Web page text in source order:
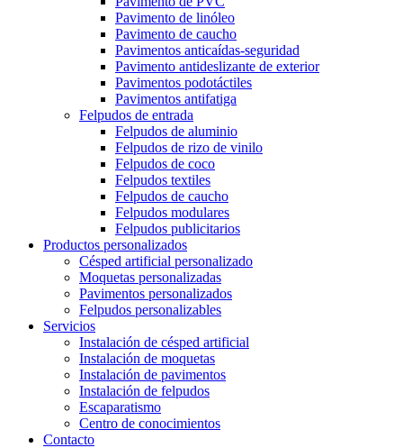
Pavimento de linóleo
Pavimento de caucho
Pavimentos anticaídas-seguridad
Pavimento antideslizante de exterior
Pavimentos podotáctiles
Pavimentos antifatiga
Felpudos de entrada
Felpudos de aluminio
Felpudos de rizo de vinilo
Felpudos de coco
Felpudos textiles
Felpudos de caucho
Felpudos modulares
Felpudos publicitarios
Productos personalizados
Césped artificial personalizado
Moquetas personalizadas
Pavimentos personalizados
Felpudos personalizables
Servicios
Instalación de césped artificial
Instalación de moquetas
Instalación de pavimentos
Instalación de felpudos
Escaparatismo
Centro de conocimientos
Contacto